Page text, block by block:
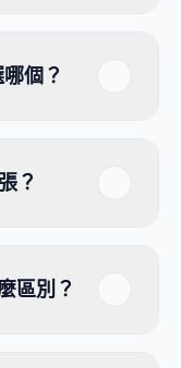
個？
？
區別？